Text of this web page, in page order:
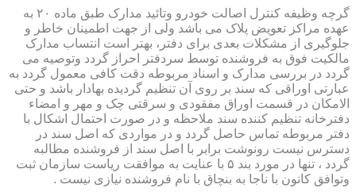
گرچه وظیفه کنترل اصالت خودرو وتائید مدارک طبق ماده ۲۰ به
عهده مراکز تعویض پلاک می باشد ولی از جهت اطمینان خاطر و
جلوگیری از مشکلات بعدی برای دفتر، بهتر است انتساب مدارک
مالکیت فوق به فروشنده توسط سردفتر احراز گردد وتوصیه می
گردد در بررسی مدارک و اسناد مربوطه دقت کافی معمول گردد به
عبارتی اوراقی که سند بر روی آن تنظیم گردیده بهادار باشد و حتی
الامکان در قسمت اوراق مفقودی و سرقتی چک و مهر و امضاء
دفترخانه تنظیم کننده سند ملاحظه و در صورت احتمال اشکال با
دفتر مربوطه تماس حاصل گردد و در مواردی که اصل سند در
دسترس نیست رونوشت برابر با اصل سند از فروشنده مطالبه
گردد ، تنها در مورد بند ۵ با عنایت به موافقت ریاست سازمان ثبت
وتوافق کانون با ناجا به بنچاق با نام فروشنده نیازی نیست .